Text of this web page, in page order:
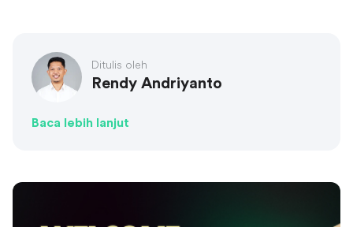
Ditulis oleh
Rendy Andriyanto
Baca lebih lanjut